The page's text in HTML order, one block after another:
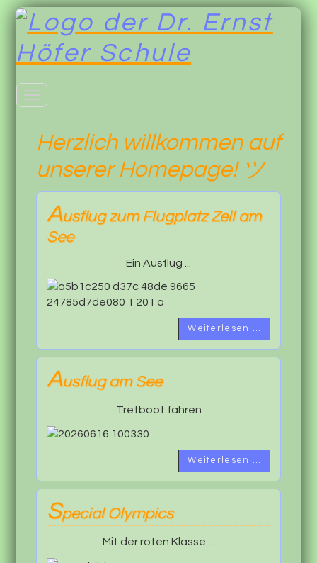
Toggle
Herzlich willkommen auf
unserer Homepage! ツ
Ausflug zum Flugplatz Zell am
See
Ein Ausflug ...
Weiterlesen …
Ausflug am See
Tretboot fahren
Weiterlesen …
Special Olympics
Mit der roten Klasse…